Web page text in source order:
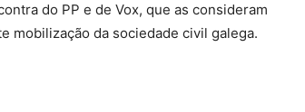
do PP e de Vox, que as consideram
mobilização da sociedade civil galega.